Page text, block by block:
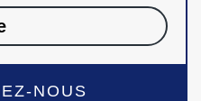
NOUS